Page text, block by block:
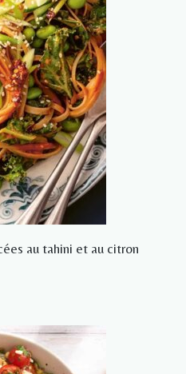
au tahini et au citron